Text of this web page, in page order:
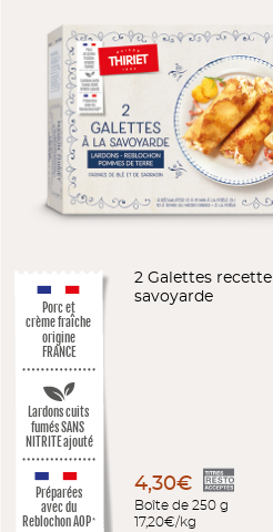
Porc et
crème fraîche
origine
FRANCE
Préparées
avec du
Reblochon AOP*
Lardons cuits
fumés SANS
NITRITE ajouté
2 Galettes recette
savoyarde
4,30€
Boîte de 250 g
17,20€/kg